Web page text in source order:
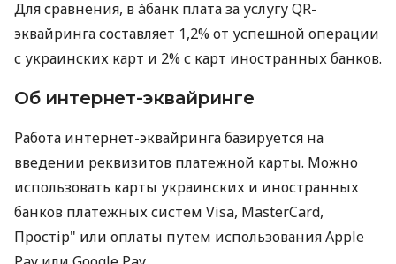
Для сравнения, в àбанк плата за услугу QR-
эквайринга составляет 1,2% от успешной операции
с украинских карт и 2% с карт иностранных банков.
Об интернет-эквайринге
Работа интернет-эквайринга базируется на
введении реквизитов платежной карты. Можно
использовать карты украинских и иностранных
банков платежных систем Visa, MasterCard,
Простір" или оплаты путем использования Apple